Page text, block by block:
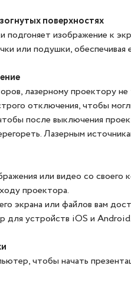
поверхностях
подгоняет изображение к
или подушки,
лазерному проектору не
отключения, чтобы
после выключения
Лазерным
или видео со
проектора.
экрана или файлов вам
для устройств iOS и Android.
чтобы начать